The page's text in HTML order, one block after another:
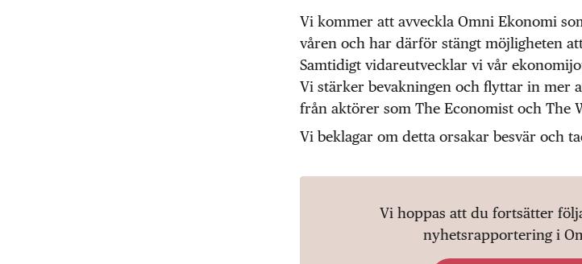
Vi kommer att avveckla Omni Ekonomi
våren och har därför stängt möjligheten
Samtidigt vidareutvecklar vi vår
Vi stärker bevakningen och flyttar in mer
från aktörer som The Economist och The
Vi beklagar om detta orsakar besvär och
Vi hoppas att du fortsätter
nyhetsrapportering i